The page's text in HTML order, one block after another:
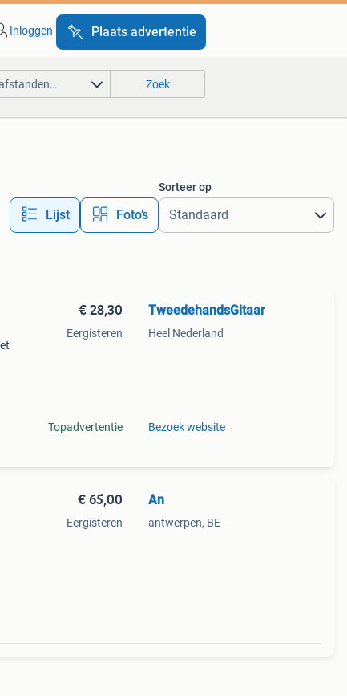
Inloggen Plaats advertentie
Zoek
Lijst Foto’s
Sorteer op
€ 28,30
Eergisteren
Topadvertentie
TweedehandsGitaar
Heel Nederland
Bezoek website
€ 65,00
Eergisteren
An
antwerpen, BE